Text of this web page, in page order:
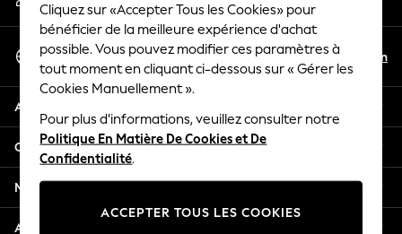
All Swimwear
All Beachwear
Bags & Accessories
Beach Dresses & Kaftans
Dresses
Flip Flops
Sliders
Jumpsuits & Playsuits
Linen Collection
Sandals
Connexion à votre compte
Sélectionnez Votre Langue
Français
En
Aide
Confidentialité et mentions légales
Ministères
Autres services
Cliquez sur «Accepter Tous les Cookies» pour
bénéficier de la meilleure expérience d'achat
possible. Vous pouvez modifier ces paramètres à
tout moment en cliquant ci-dessous sur « Gérer les
Cookies Manuellement ».
Pour plus d'informations, veuillez consulter notre
Politique En Matière De Cookies et De
Confidentialité.
ACCEPTER TOUS LES COOKIES